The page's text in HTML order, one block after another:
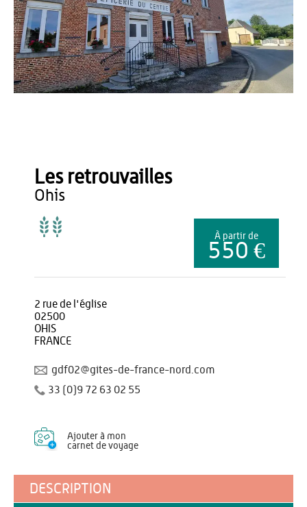
Les retrouvailles
ohis
À partir de
550 €
2 rue de l'église
02500
OHIS
FRANCE
gdf02@gites-de-france-nord.com
33 (0)9 72 63 02 55
Ajouter à mon
carnet de voyage
DESCRIPTION